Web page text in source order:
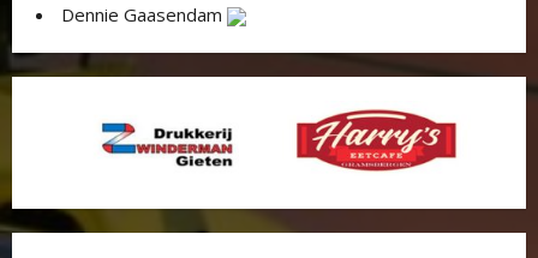
Dennie Gaasendam